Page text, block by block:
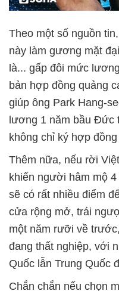
Theo một số nguồn
này làm gương mặt
là... gấp đôi mức
bản hợp đồng quảng
giúp ông Park Hang-
lương 1 năm bầu Đức
không chỉ ký hợp
Thêm nữa, nếu rời
khiến người hâm mộ
sẽ có rất nhiều điểm
cửa rộng mở, trái
một năm rưỡi về
đang thất nghiệp, với
Quốc lẫn Trung Quốc
Chắn chắn nếu chọn